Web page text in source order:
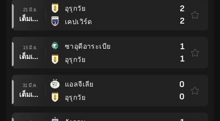
21 มิ.ย.
เต็มเวลา
อุรุกวัย
เคปเวิร์ด
2
2
15 มิ.ย.
เต็มเวลา
ซาอุดีอาระเบีย
อุรุกวัย
1
1
31 มี.ค.
เต็มเวลา
แอลจีเลีย
อุรุกวัย
0
0